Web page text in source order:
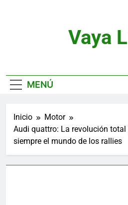
Vaya
MENÚ
Inicio
Motor
Audi quattro: La revolución
siempre el mundo de los rallies